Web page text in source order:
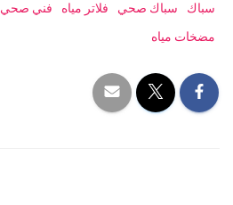
سباك
سباك صحي فلاتر مياه فني صحي
مضخات مياه